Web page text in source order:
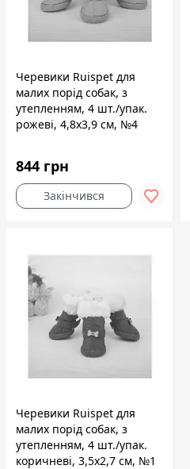
Черевики Ruispet для
малих порід собак, з
утепленням, 4 шт./упак.
рожеві, 4,8x3,9 см, №4
844 грн
Закінчився
Черевики Ruispet для
малих порід собак, з
утепленням, 4 шт./упак.
коричневі, 3,5x2,7 см, №1